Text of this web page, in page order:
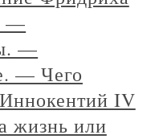
—
—
— Чего
IV
жизнь или